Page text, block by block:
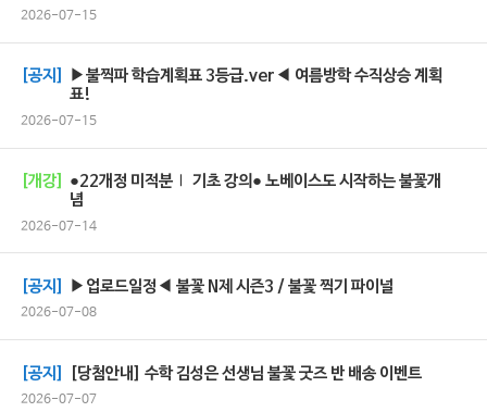
2026-07-15
[공지]
▶불찍파 학습계획표 3등급.ver◀ 여름방학 수직상승 계획
표!
2026-07-15
[개강]
●22개정 미적분Ⅰ 기초 강의● 노베이스도 시작하는 불꽃개
념
2026-07-14
[공지] ▶업로드일정◀ 불꽃 N제 시즌3 / 불꽃 찍기 파이널
2026-07-08
[공지] [당첨안내] 수학 김성은 선생님 불꽃 굿즈 반 배송 이벤트
2026-07-07